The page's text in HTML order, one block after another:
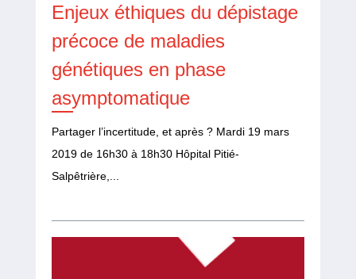
Enjeux éthiques du dépistage
précoce de maladies
génétiques en phase
asymptomatique
Partager l’incertitude, et après ? Mardi 19 mars
2019 de 16h30 à 18h30 Hôpital Pitié-
Salpêtrière,...